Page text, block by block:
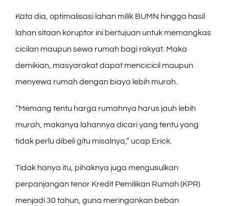
Kata dia, optimalisasi lahan milik BUMN hingga hasil
lahan sitaan koruptor ini bertujuan untuk memangkas
cicilan maupun sewa rumah bagi rakyat. Maka
demikian, masyarakat dapat mencicicil maupun
menyewa rumah dengan biaya lebih murah.
“Memang tentu harga rumahnya harus jauh lebih
murah, makanya lahannya dicari yang tentu yang
tidak perlu dibeli gitu misalnya,” ucap Erick.
Tidak hanya itu, pihaknya juga mengusulkan
perpanjangan tenor Kredit Pemilikan Rumah (KPR)
menjadi 30 tahun, guna meringankan beban